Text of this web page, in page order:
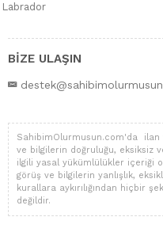
Labrador
BİZE ULAŞIN
SahibimOlurmusun.com'da ilan
ve bilgilerin doğruluğu, eksiksiz
ilgili yasal yükümlülükler içeriği
görüş ve bilgilerin yanlışlık,
kurallara aykırılığından hiçbir
değildir.